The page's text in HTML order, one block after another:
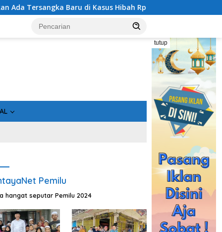
Baru di Kasus Hibah Rp40 Miliar
tutup
Pemilu
hangat seputar Pemilu 2024